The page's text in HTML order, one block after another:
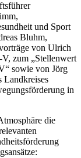
und Sport
Bluhm,
von Ulrich
zum „Stellenwert
sowie von Jörg
Landkreises
in
die